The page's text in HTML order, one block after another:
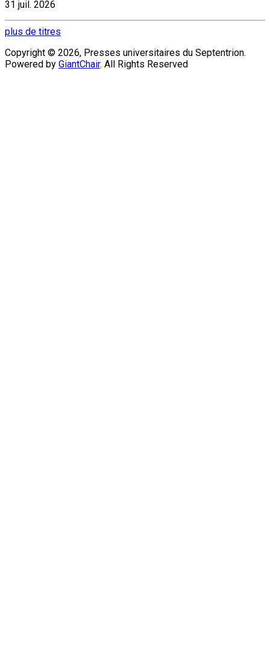
31 juil. 2026
plus de titres
Copyright © 2026, Presses universitaires du Septentrion.
Powered by GiantChair. All Rights Reserved